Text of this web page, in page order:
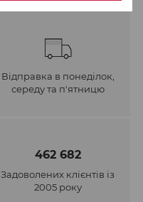
Відправка в понеділок,
середу та п'ятницю
462 682
Задоволених клієнтів із
2005 року